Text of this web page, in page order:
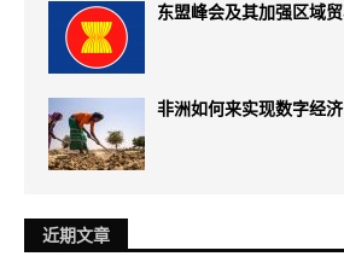
东盟峰会及其加强区域
非洲如何来实现数字经
近期文章